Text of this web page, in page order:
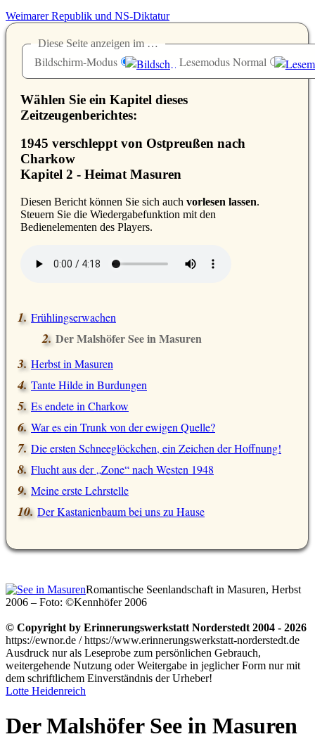
Weimarer Republik und NS-Diktatur
Diese Seite anzeigen im …
Bildschirm-Modus Lesemodus Normal
Wählen Sie ein Kapitel dieses
Zeitzeugenberichtes:
1945 verschleppt von Ostpreußen nach
Charkow
Kapitel 2 - Heimat Masuren
Diesen Bericht können Sie sich auch vorlesen lassen.
Steuern Sie die Wiedergabefunktion mit den
Bedienelementen des Players.
Frühlingserwachen
Der Malshöfer See in Masuren
Herbst in Masuren
Tante Hilde in Burdungen
Es endete in Charkow
War es ein Trunk von der ewigen Quelle?
Die ersten Schneeglöckchen, ein Zeichen der Hoffnung!
Flucht aus der Zone nach Westen 1948
Meine erste Lehrstelle
Der Kastanienbaum bei uns zu Hause
Romantische Seenlandschaft in Masuren, Herbst
2006 – Foto: ©Kennhöfer 2006
© Copyright by Erinnerungswerkstatt Norderstedt 2004 - 2026
https://ewnor.de / https://www.erinnerungswerkstatt-norderstedt.de
Ausdruck nur als Leseprobe zum persönlichen Gebrauch,
weitergehende Nutzung oder Weitergabe in jeglicher Form nur mit
dem schriftlichem Einverständnis der Urheber!
Lotte Heidenreich
Der Malshöfer See in Masuren